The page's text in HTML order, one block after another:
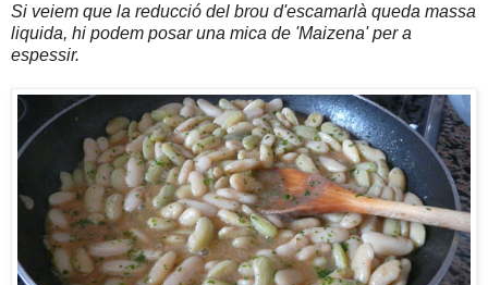
Si veiem que la reducció del brou d'escamarlà queda massa
liquida, hi podem posar una mica de 'Maizena' per a
espessir.